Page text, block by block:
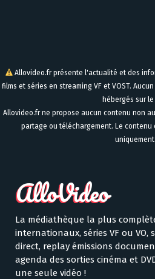
Allovideo.fr présente l'actualité et des
films et séries en streaming VF et VOST.
hébergés sur
Allovideo.fr ne propose aucun contenu non
partage ou téléchargement. Le
uniquement.
La médiathèque la plus
internationaux, séries VF ou VO,
direct, replay émissions
agenda des sorties cinéma et
une seule vidéo !